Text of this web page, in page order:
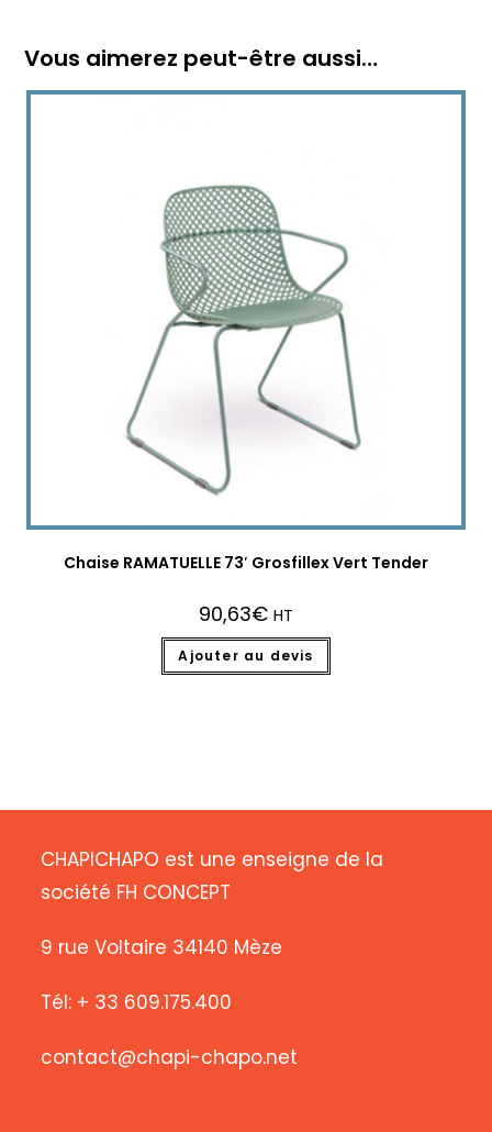
Vous aimerez peut-être aussi…
Chaise RAMATUELLE 73′ Grosfillex Vert Tender
90,63€ HT
Ajouter au devis
CHAPICHAPO est une enseigne de la
société FH CONCEPT
9 rue Voltaire 34140 Mèze
Tél: + 33 609.175.400
contact@chapi-chapo.net